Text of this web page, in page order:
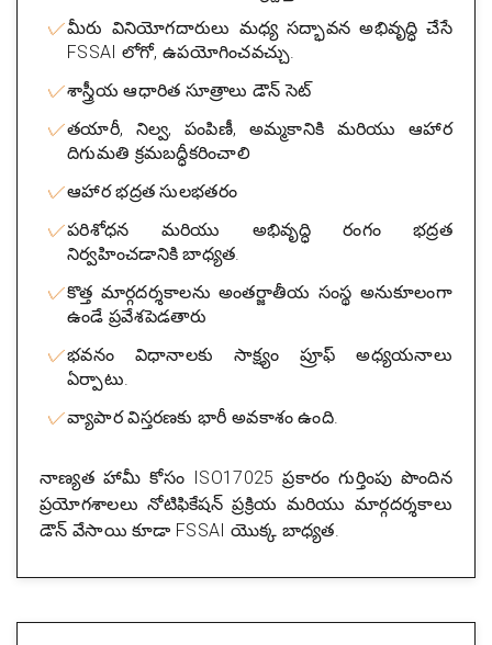
మీరు వినియోగదారులు మధ్య సద్భావన అభివృద్ధి చేసే
FSSAI లోగో, ఉపయోగించవచ్చు.
శాస్త్రీయ ఆధారిత సూత్రాలు డౌన్ సెట్
తయారీ, నిల్వ, పంపిణీ, అమ్మకానికి మరియు ఆహార
దిగుమతి క్రమబద్ధీకరించాలి
ఆహార భద్రత సులభతరం
పరిశోధన మరియు అభివృద్ధి రంగం భద్రత
నిర్వహించడానికి బాధ్యత.
కొత్త మార్గదర్శకాలను అంతర్జాతీయ సంస్థ అనుకూలంగా
ఉండే ప్రవేశపెడతారు
భవనం విధానాలకు సాక్ష్యం ప్రూఫ్ అధ్యయనాలు
ఏర్పాటు.
వ్యాపార విస్తరణకు భారీ అవకాశం ఉంది.
నాణ్యత హామీ కోసం ISO17025 ప్రకారం గుర్తింపు పొందిన
ప్రయోగశాలలు నోటిఫికేషన్ ప్రక్రియ మరియు మార్గదర్శకాలు
డౌన్ వేసాయి కూడా FSSAI యొక్క బాధ్యత.